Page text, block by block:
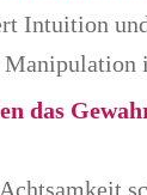
Intuition
Manipulation
das